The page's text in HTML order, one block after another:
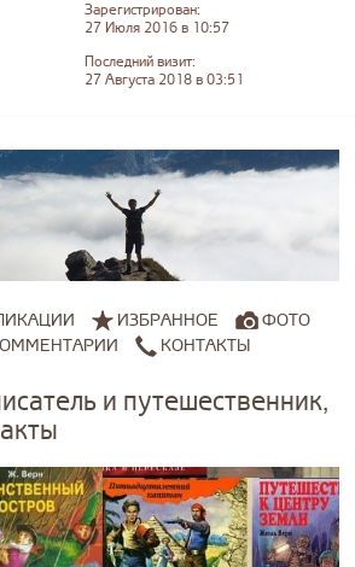
Зарегистрирован:
27 Июля 2016 в 10:57
Последний визит:
27 Августа 2018 в 03:51
ИЗБРАННОЕ
ФОТО
КОНТАКТЫ
и путешественник,